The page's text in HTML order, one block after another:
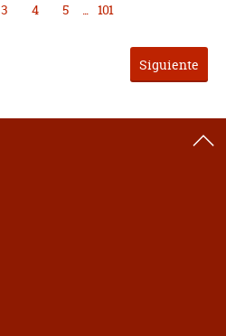
3 4 5 ... 101
Siguiente